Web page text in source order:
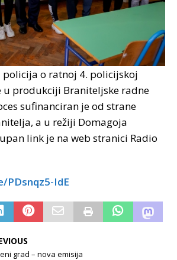
policija o ratnoj 4. policijskoj
u produkciji Braniteljske radne
sufinanciran je od strane
a u režiji Domagoja
link je na web stranici Radio
IdE
grad – nova emisija